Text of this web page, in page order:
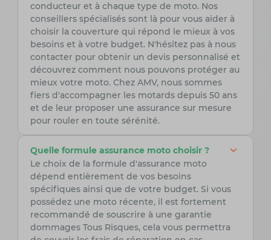
conducteur et à chaque type de moto. Nos
conseillers spécialisés sont là pour vous aider à
choisir la couverture qui répond le mieux à vos
besoins et à votre budget. N'hésitez pas à nous
contacter pour obtenir un devis personnalisé et
découvrez comment nous pouvons protéger au
mieux votre moto. Chez AMV, nous sommes
fiers d'accompagner les motards depuis 50 ans
et de leur proposer une assurance sur mesure
pour rouler en toute sérénité.
Quelle formule assurance moto choisir ?
Le choix de la formule d'assurance moto
dépend entièrement de vos besoins
spécifiques ainsi que de votre budget. Si vous
possédez une moto récente, il est fortement
recommandé de souscrire à une garantie
dommages Tous Risques, cela vous permettra